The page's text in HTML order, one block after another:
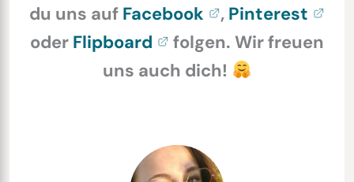
du uns auf Facebook , Pinterest
oder Flipboard
folgen. Wir freuen
uns auch dich!